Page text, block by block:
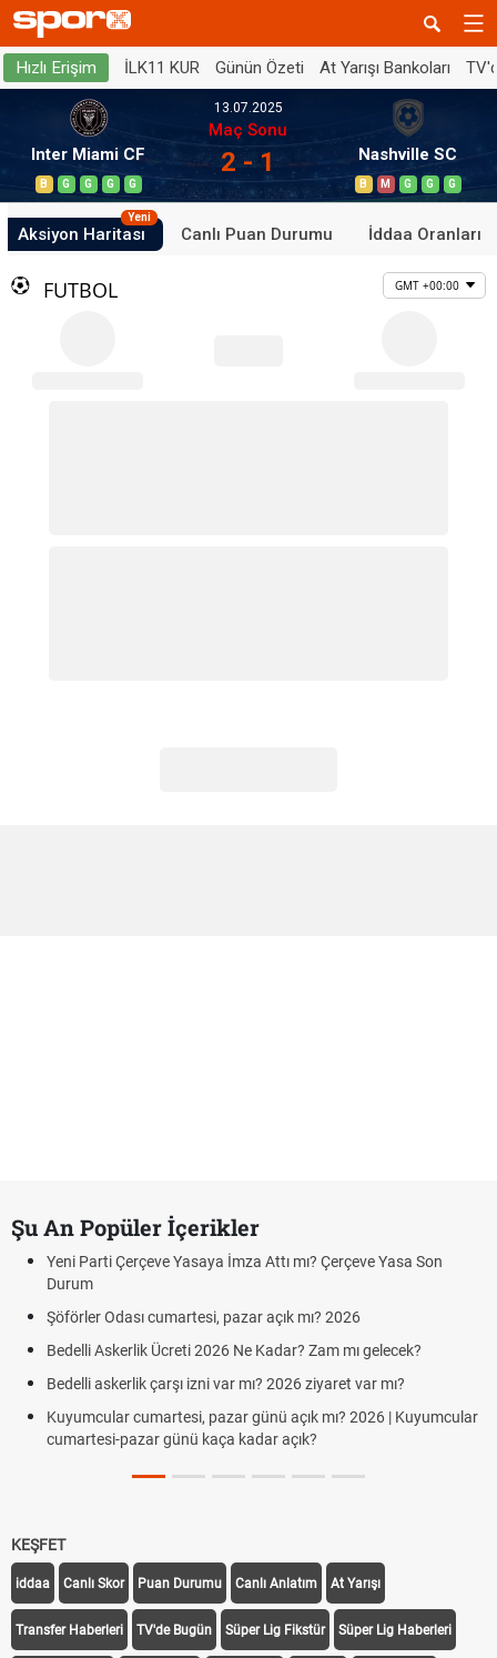
Hızlı Erişim İLK11 KUR Günün Özeti At Yarışı Bankoları
Inter Miami CF
B G G G G
13.07.2025
Maç Sonu
2 - 1 Nashville SC
B M G G G
Aksiyon Haritası
Yeni
Canlı Puan Durumu İddaa Oranları
FUTBOL GMT +00:00
Şu An Popüler İçerikler
Yeni Parti Çerçeve Yasaya İmza Attı mı? Çerçeve Yasa Son
Durum
Şöförler Odası cumartesi, pazar açık mı? 2026
Bedelli Askerlik Ücreti 2026 Ne Kadar? Zam mı gelecek?
Bedelli askerlik çarşı izni var mı? 2026 ziyaret var mı?
Kuyumcular cumartesi, pazar günü açık mı? 2026 | Kuyumcular
cumartesi-pazar günü kaça kadar açık?
KEŞFET
iddaa Canlı Skor Puan Durumu Canlı Anlatım At Yarışı
Transfer Haberleri TV'de Bugün Süper Lig Fikstür Süper Lig Haberleri